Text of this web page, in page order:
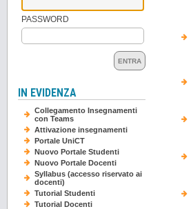
PASSWORD
ENTRA
IN EVIDENZA
Collegamento Insegnamenti
con Teams
Attivazione insegnamenti
Portale UniCT
Nuovo Portale Studenti
Nuovo Portale Docenti
Syllabus (accesso riservato ai
docenti)
Tutorial Studenti
Tutorial Docenti